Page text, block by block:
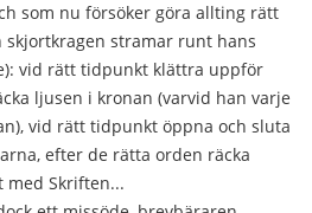
som nu försöker göra allting rätt
stramar runt hans
vid rätt tidpunkt klättra uppför
ljusen i kronan (varvid han varje
vid rätt tidpunkt öppna och sluta
efter de rätta orden räcka
med Skriften...